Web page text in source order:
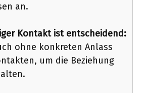
an.
Kontakt ist entscheidend:
ohne konkreten Anlass
um die Beziehung